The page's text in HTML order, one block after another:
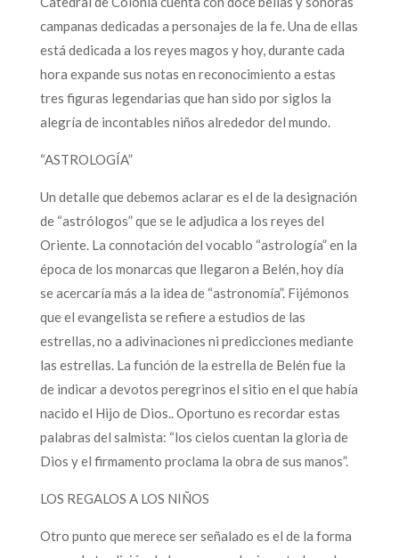
campanas dedicadas a personajes de la fe. Una de ellas
está dedicada a los reyes magos y hoy, durante cada
hora expande sus notas en reconocimiento a estas
tres figuras legendarias que han sido por siglos la
alegría de incontables niños alrededor del mundo.
“ASTROLOGÍA”
Un detalle que debemos aclarar es el de la designación
de “astrólogos” que se le adjudica a los reyes del
Oriente. La connotación del vocablo “astrología” en la
época de los monarcas que llegaron a Belén, hoy día
se acercaría más a la idea de “astronomía”. Fijémonos
que el evangelista se refiere a estudios de las
estrellas, no a adivinaciones ni predicciones mediante
las estrellas. La función de la estrella de Belén fue la
de indicar a devotos peregrinos el sitio en el que había
nacido el Hijo de Dios.. Oportuno es recordar estas
palabras del salmista: “los cielos cuentan la gloria de
Dios y el firmamento proclama la obra de sus manos”.
LOS REGALOS A LOS NIÑOS
Otro punto que merece ser señalado es el de la forma